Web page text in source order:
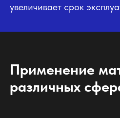
увеличивает срок
Применение
различных